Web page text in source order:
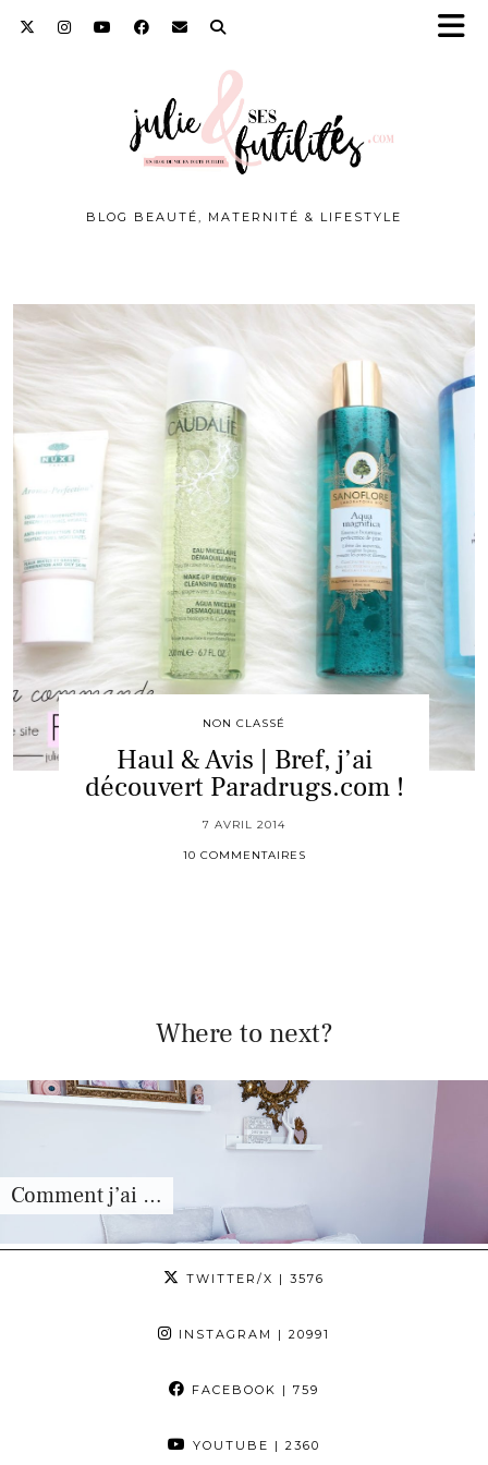
BLOG BEAUTÉ, MATERNITÉ & LIFESTYLE
NON CLASSÉ
Haul & Avis | Bref, j’ai
découvert Paradrugs.com !
7 AVRIL 2014
10 COMMENTAIRES
Where to next?
Comment j’ai …
TWITTER/X | 3576
INSTAGRAM | 20991
FACEBOOK | 759
YOUTUBE | 2360